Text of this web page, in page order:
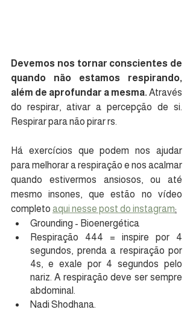
Devemos nos tornar conscientes de
quando não estamos respirando,
além de aprofundar a mesma. Através
do respirar, ativar a percepção de si.
Respirar para não pirar rs.
Há exercícios que podem nos ajudar
para melhorar a respiração e nos acalmar
quando estivermos ansiosos, ou até
mesmo insones, que estão no vídeo
completo aqui nesse post do instagram:
Grounding - Bioenergética
Respiração 444 = inspire por 4
segundos, prenda a respiração por
4s, e exale por 4 segundos pelo
nariz. A respiração deve ser sempre
abdominal.
Nadi Shodhana.